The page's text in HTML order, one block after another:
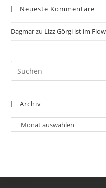
Neueste Kommentare
Dagmarzu Lizz Görgl ist im Flow
Archiv